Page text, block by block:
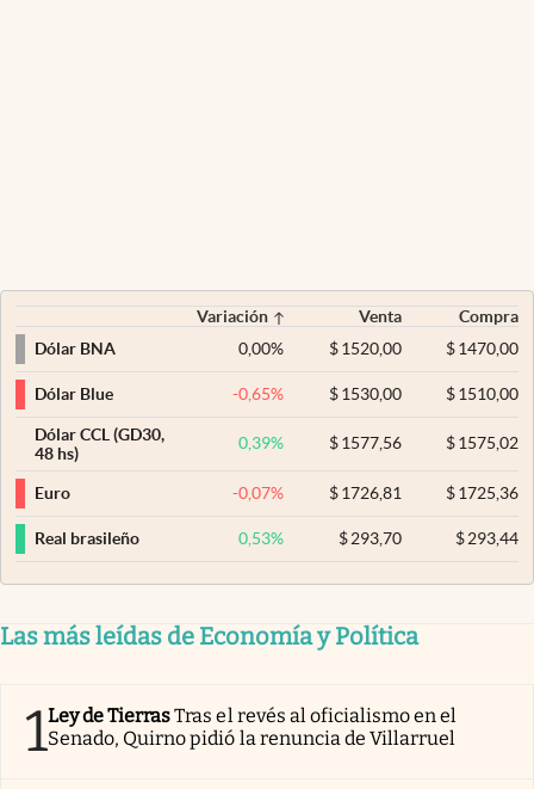
Variación Venta
Compra
Dólar BNA
0,00% $ 1520,00 $1470,00
Dólar Blue -0,65% $ 1530,00 $1510,00
Dólar CCL (GD30,
48 hs)
0,39% $ 1577,56 $1575,02
Euro -0,07% $ 1726,81 $1725,36
Real brasileño 0,53% $ 293,70 $293,44
Las más leídas de Economía y Política
1Ley de TierrasTras el revés al oficialismo en el
Senado, Quirno pidió la renuncia de Villarruel